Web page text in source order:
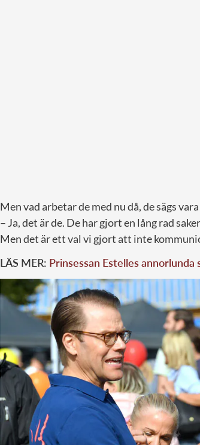
Men vad arbetar de med nu då, de sägs
– Ja, det är de. De har gjort en lång rad
Men det är ett val vi gjort att inte
LÄS MER: Prinsessan Estelles annorlunda